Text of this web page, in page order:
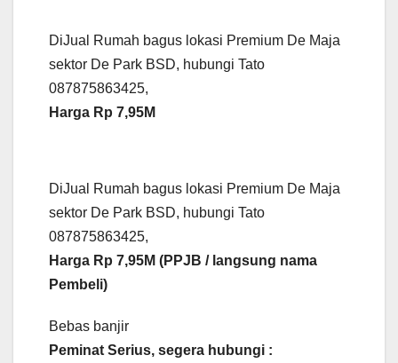
DiJual Rumah bagus lokasi Premium De Maja
sektor De Park BSD, hubungi Tato
087875863425,
Harga Rp 7,95M
DiJual Rumah bagus lokasi Premium De Maja
sektor De Park BSD, hubungi Tato
087875863425,
Harga Rp 7,95M (PPJB / langsung nama
Pembeli)
Bebas banjir
Peminat Serius, segera hubungi :